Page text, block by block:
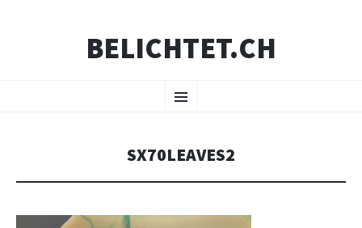
BELICHTET.CH
Menü
INHALT
SX70LEAVES2